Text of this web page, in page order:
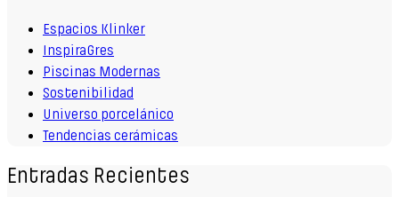
Espacios Klinker
InspiraGres
Piscinas Modernas
Sostenibilidad
Universo porcelánico
Tendencias cerámicas
Entradas Recientes